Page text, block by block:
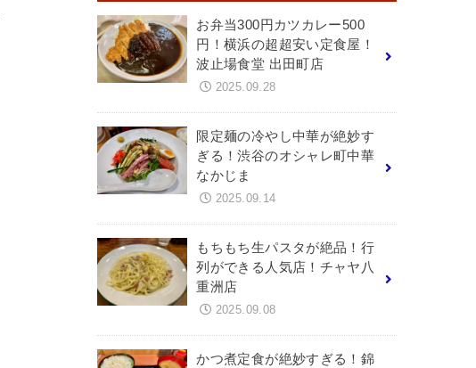
お弁当300円カツカレー500
円！横浜の超超安い定食屋！
波止場食堂 出田町店
2025.09.28
限定麺の冷やし中華が絶妙す
ぎる！渋谷のオシャレ町中華
なかじま
2025.09.14
もちもち生パスタが絶品！行
列ができる人気店！チャヤ八
重洲店
2025.09.08
かつ煮定食が絶妙すぎる！錦